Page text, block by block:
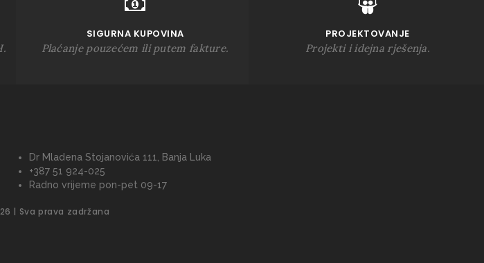
SIGURNA KUPOVINA
Plaćanje pouzećem ili putem fakture.
PROJEKTOVANJE
Projekti i idejna rješenja.
Dr Mladena Stojanovića 111, Banja Luka
+387 51 924-025
Radno vrijeme pon-pet 09-17
| Sva prava zadržana